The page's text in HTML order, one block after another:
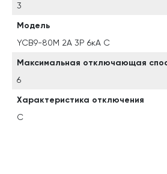
3
Модель
YCB9-80M 2A 3P 6кА C
Максимальная отключающая
6
Характеристика отключения
C